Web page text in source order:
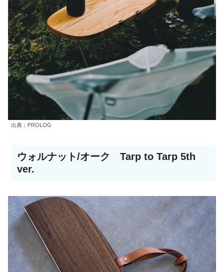
出典；PROLOG
ウォルナット/オーク Tarp to Tarp 5th
ver.